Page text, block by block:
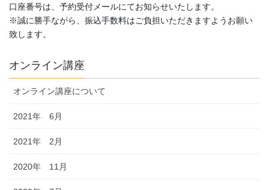
口座番号は、予約受付メールにてお知らせいたします。
※誠に勝手ながら、振込手数料はご負担いただきますようお願い
致します。
オンライン講座
オンライン講座について
2021年 6月
2021年 2月
2020年 11月